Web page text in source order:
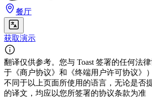
餐厅
获取演示
翻译仅供参考。您与 Toast 签署的任何法
于《商户协议》和《终端用户许可协议》
不同于以上页面所使用的语言，无论是否
的译文，均应以您所签署的协议条款为准